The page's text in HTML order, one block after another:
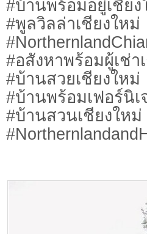
#บ้านพร้อมอยู่เชียง
#พูลวิลล่าเชียงใหม่
#อสังหาพร้อมผู้เช่า
#บ้านสวยเชียงใหม่
#บ้านพร้อมเฟอร์นิเ
#บ้านสวนเชียงใหม่